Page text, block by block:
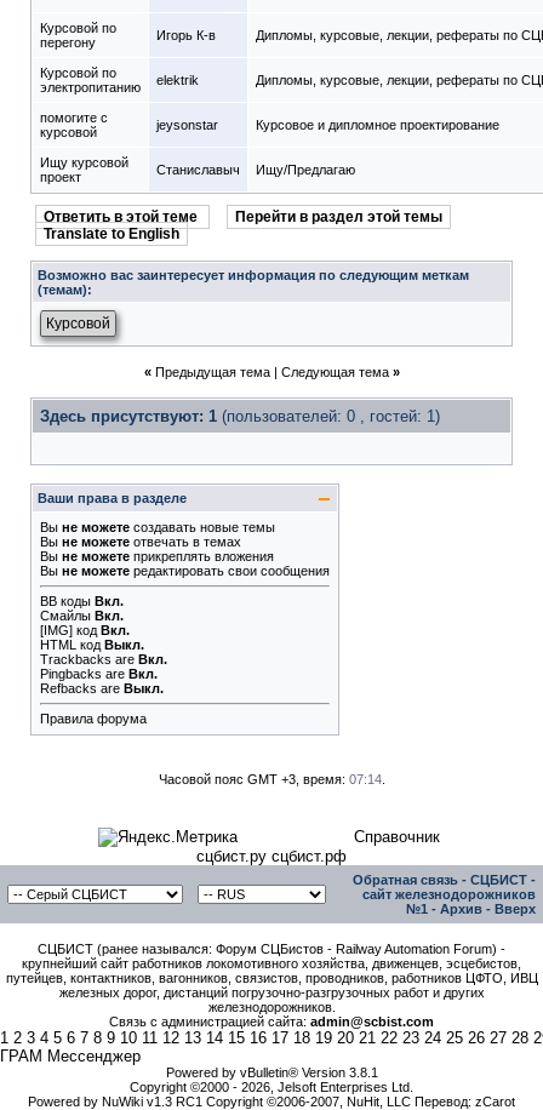
Курсовой по
перегону
Игорь К-в Дипломы, курсовые, лекции, рефераты по
Курсовой по
электропитанию
elektrik Дипломы, курсовые, лекции, рефераты по
помогите с
курсовой
jeysonstar Курсовое и дипломное проектирование
Ищу курсовой
проект
Станиславыч Ищу/Предлагаю
Ответить в этой теме
Перейти в раздел этой темы
Translate to English
Возможно вас заинтересует информация по следующим меткам
(темам):
Курсовой
« Предыдущая тема| Следующая тема »
Здесь присутствуют: 1 (пользователей: 0 , гостей: 1)
Ваши права в разделе
Вы не можете создавать новые темы
Вы не можете отвечать в темах
Вы не можете прикреплять вложения
Вы не можете редактировать свои сообщения
BB коды Вкл.
Смайлы Вкл.
[IMG] код Вкл.
HTML код Выкл.
Trackbacks are Вкл.
Pingbacks are Вкл.
Refbacks are Выкл.
Правила форума
Часовой пояс GMT +3, время: 07:14.
Справочник
сцбист.ру сцбист.рф
Обратная связь - СЦБИСТ -
сайт железнодорожников
№1 - Архив - Вверх
СЦБИСТ (ранее назывался: Форум СЦБистов - Railway Automation Forum) -
крупнейший сайт работников локомотивного хозяйства, движенцев, эсцебистов,
путейцев, контактников, вагонников, связистов, проводников, работников ЦФТО, ИВЦ
железных дорог, дистанций погрузочно-разгрузочных работ и других
железнодорожников.
Связь с администрацией сайта: admin@scbist.com
1 2 3 4 5 6 7 8 9 10 11 12 13 14 15 16 17 18 19 20 21 22 23 24 25 26 27 28
ГРАМ Мессенджер
Powered by vBulletin® Version 3.8.1
Copyright ©2000 - 2026, Jelsoft Enterprises Ltd.
Powered by NuWiki v1.3 RC1 Copyright ©2006-2007, NuHit, LLC Перевод: zCarot